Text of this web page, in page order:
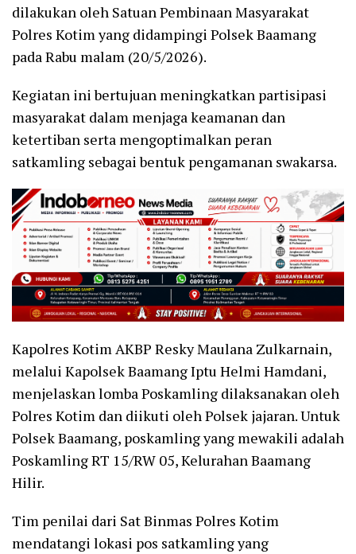
dilakukan oleh Satuan Pembinaan Masyarakat
Polres Kotim yang didampingi Polsek Baamang
pada Rabu malam (20/5/2026).
Kegiatan ini bertujuan meningkatkan partisipasi
masyarakat dalam menjaga keamanan dan
ketertiban serta mengoptimalkan peran
satkamling sebagai bentuk pengamanan swakarsa.
Kapolres Kotim AKBP Resky Maulana Zulkarnain,
melalui Kapolsek Baamang Iptu Helmi Hamdani,
menjelaskan lomba Poskamling dilaksanakan oleh
Polres Kotim dan diikuti oleh Polsek jajaran. Untuk
Polsek Baamang, poskamling yang mewakili adalah
Poskamling RT 15/RW 05, Kelurahan Baamang
Hilir.
Tim penilai dari Sat Binmas Polres Kotim
mendatangi lokasi pos satkamling yang